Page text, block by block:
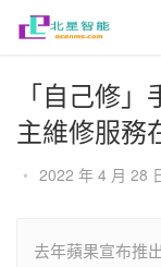
「自己修
主維修服務
• 2022 年 4 月 28
去年蘋果宣布推